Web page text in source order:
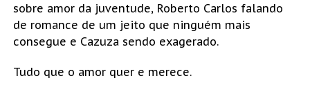
sobre amor da juventude, Roberto Carlos falando
de romance de um jeito que ninguém mais
consegue e Cazuza sendo exagerado.
Tudo que o amor quer e merece.